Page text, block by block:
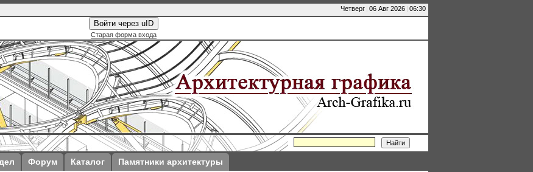
Четверг | 06 Авг 2026 | 06:30
Войти через uID
Старая форма входа
Форум Каталог Памятники архитектуры